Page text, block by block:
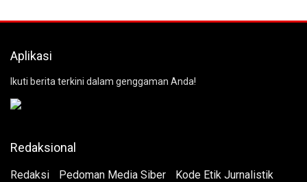
Aplikasi
Ikuti berita terkini dalam genggaman Anda!
Redaksional
Redaksi Pedoman Media Siber Kode Etik Jurnalistik